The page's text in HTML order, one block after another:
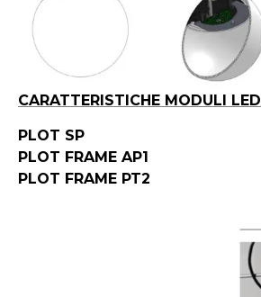
CARATTERISTICHE MODULI LED
PLOT SP
PLOT FRAME AP1
PLOT FRAME PT2